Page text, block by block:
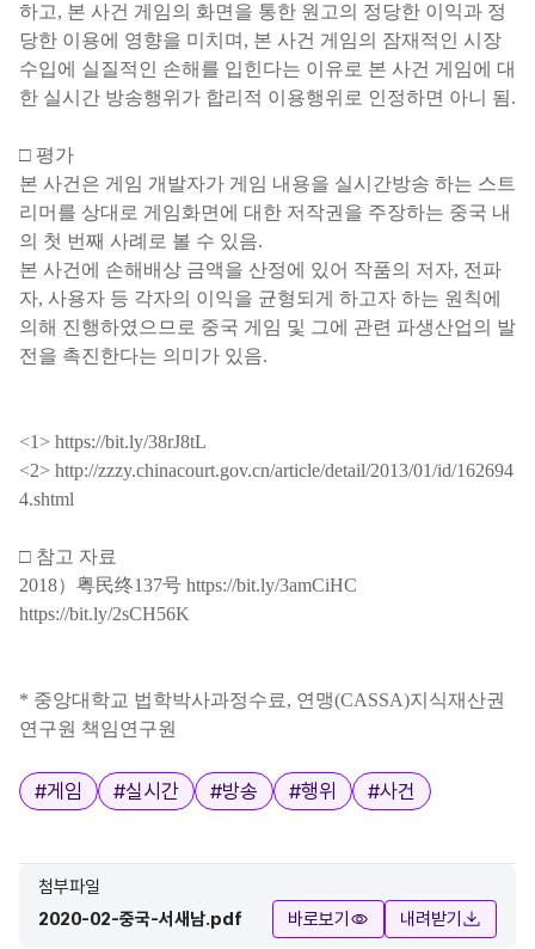
하고, 본 사건 게임의 화면을 통한 원고의 정당한 이익과 정
당한 이용에 영향을 미치며 , 본 사건 게임의 잠재적인 시장
수입에 실질적인 손해를 입힌다는 이유로 본 사건 게임에 대
한 실시간 방송행위가 합리적 이용행위로 인정하면 아니 됨.
□ 평가
본 사건은 게임 개발자가 게임 내용을 실시간방송 하는 스트
리머를 상대로 게임화면에 대한 저작권을 주장하는 중국 내
의 첫 번째 사례로 볼 수 있음.
본 사건에 손해배상 금액을 산정에 있어 작품의 저자, 전파
자, 사용자 등 각자의 이익을 균형되게 하고자 하는 원칙에
의해 진행하였으므로 중국 게임 및 그에 관련 파생산업의 발
전을 촉진한다는 의미가 있음.
<1> https://bit.ly/38rJ8tL
<2> http://zzzy.chinacourt.gov.cn/article/detail/2013/01/id/162694
4.shtml
□ 참고 자료
2018） 粤民终137号 https://bit.ly/3amCiHC
https://bit.ly/2sCH56K
* 중앙대학교 법학박사과정수료, 연맹(CASSA)지식재산권
연구원 책임연구원
태그
#게임 #실시간 #방송 #행위 #사건
첨부파일
2020-02-중국-서새남.pdf
바로보기 내려받기